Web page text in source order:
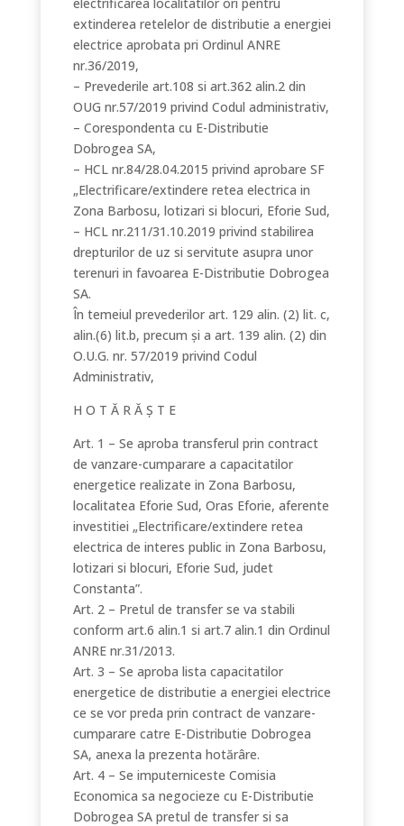
extinderea retelelor de distributie a energiei
electrice aprobata pri Ordinul ANRE
nr.36/2019,
– Prevederile art.108 si art.362 alin.2 din
OUG nr.57/2019 privind Codul administrativ,
– Corespondenta cu E-Distributie
Dobrogea SA,
– HCL nr.84/28.04.2015 privind aprobare SF
„Electrificare/extindere retea electrica in
Zona Barbosu, lotizari si blocuri, Eforie Sud,
– HCL nr.211/31.10.2019 privind stabilirea
drepturilor de uz si servitute asupra unor
terenuri in favoarea E-Distributie Dobrogea
SA.
În temeiul prevederilor art. 129 alin. (2) lit. c,
alin.(6) lit.b, precum și a art. 139 alin. (2) din
O.U.G. nr. 57/2019 privind Codul
Administrativ,
H O T Ă R Ă Ș T E
Art. 1 – Se aproba transferul prin contract
de vanzare-cumparare a capacitatilor
energetice realizate in Zona Barbosu,
localitatea Eforie Sud, Oras Eforie, aferente
investitiei „Electrificare/extindere retea
electrica de interes public in Zona Barbosu,
lotizari si blocuri, Eforie Sud, judet
Constanta”.
Art. 2 – Pretul de transfer se va stabili
conform art.6 alin.1 si art.7 alin.1 din Ordinul
ANRE nr.31/2013.
Art. 3 – Se aproba lista capacitatilor
energetice de distributie a energiei electrice
ce se vor preda prin contract de vanzare-
cumparare catre E-Distributie Dobrogea
SA, anexa la prezenta hotărâre.
Art. 4 – Se imputerniceste Comisia
Economica sa negocieze cu E-Distributie
Dobrogea SA pretul de transfer si sa